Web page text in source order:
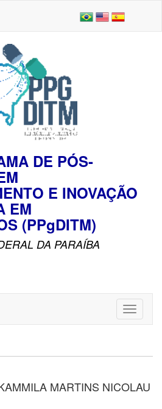
DE PÓS-
E INOVAÇÃO
EM
(PPgDITM)
DA PARAÍBA
Toggle
MARTINS NICOLAU